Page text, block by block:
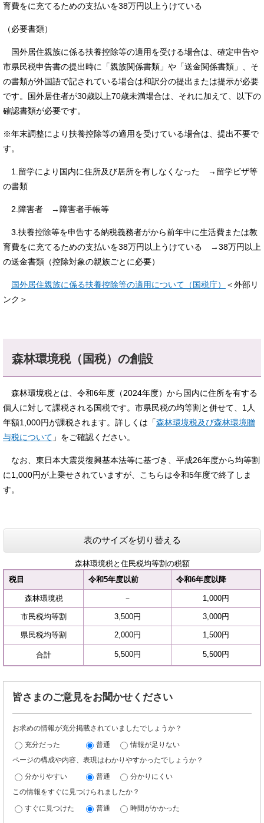
育費をに充てるための支払いを38万円以上うけている
（必要書類）
国外居住親族に係る扶養控除等の適用を受ける場合は、確定申告や
市県民税申告書の提出時に「親族関係書類」や「送金関係書類」、そ
の書類が外国語で記されている場合は和訳分の提出または提示が必要
です。国外居住者が30歳以上70歳未満場合は、それに加えて、以下の
確認書類が必要です。
※年末調整により扶養控除等の適用を受けている場合は、提出不要で
す。
1.留学により国内に住所及び居所を有しなくなった →留学ビザ等
の書類
2.障害者 →障害者手帳等
3.扶養控除等を申告する納税義務者がから前年中に生活費または教
育費をに充てるための支払いを38万円以上うけている →38万円以上
の送金書類（控除対象の親族ごとに必要）
国外居住親族に係る扶養控除等の適用について（国税庁）
＜外部リ
ンク＞
森林環境税（国税）の創設
森林環境税とは、令和6年度（2024年度）から国内に住所を有する
個人に対して課税される国税です。市県民税の均等割と併せて、1人
年額1,000円が課税されます。詳しくは「森林環境税及び森林環境贈
与税について 」をご確認ください。​
なお、東日本大震災復興基本法等に基づき、平成26年度から均等割
に1,000円が上乗せされていますが、こちらは令和5年度で終了しま
す。
表のサイズを切り替える
森林環境税と住民税均等割の税額
税目
令和5年度以前 令和6年度以降
森林環境税 － 1,000円
市民税均等割 3,500円 3,000円
県民税均等割 2,000円 1,500円
合計 5,500円 5,500円
皆さまのご意見をお聞かせください
お求めの情報が充分掲載されていましたでしょうか？
充分だった 普通
情報が足りない
ページの構成や内容、表現はわかりやすかったでしょうか？
分かりやすい 普通
分かりにくい
この情報をすぐに見つけられましたか？
すぐに見つけた 普通 時間がかかった